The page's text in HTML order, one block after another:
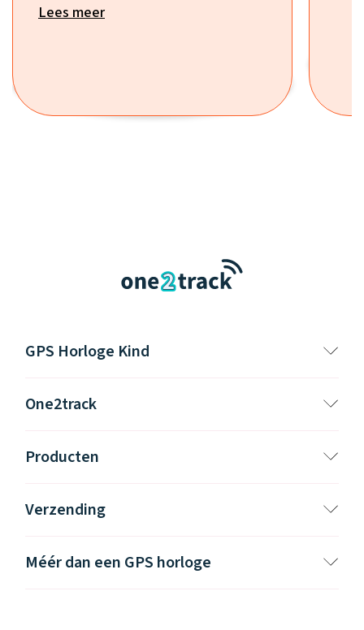
Lees meer
GPS Horloge Kind
One2track
Producten
Verzending
Méér dan een GPS horloge